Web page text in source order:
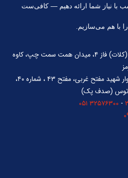
با نیاز شما ارائه دهیم — کافی‌ست
با هم می‌سازیم.
شهرک صنعتی مشهد (کلات) فاز ۴، میدان همت سمت چپ، کاوه
مشهد، انتهای بلوار شهید مفتح غربی، مفتح ۴۳ ، شماره ۴۰،
توس (صدف پک)
- ۳۲۵۷۶۳۰۰ ۰۵۱